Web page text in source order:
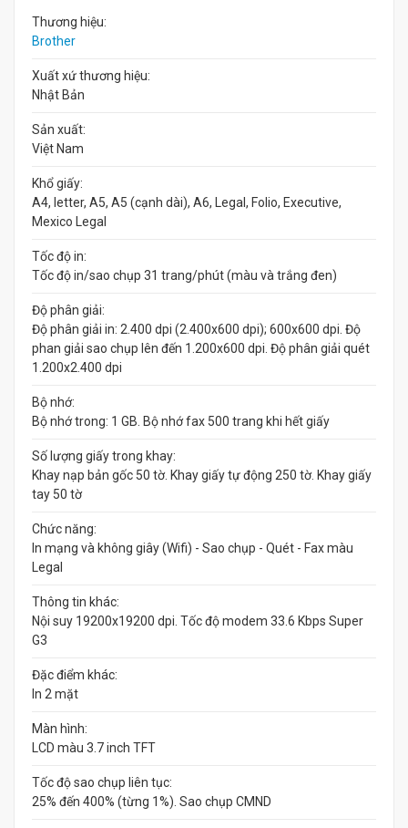
Thương hiệu:
Brother
Xuất xứ thương hiệu:
Nhật Bản
Sản xuất:
Việt Nam
Khổ giấy:
A4, letter, A5, A5 (cạnh dài), A6, Legal, Folio, Executive,
Mexico Legal
Tốc độ in:
Tốc độ in/sao chụp 31 trang/phút (màu và trắng đen)
Độ phân giải:
Độ phân giải in: 2.400 dpi (2.400x600 dpi); 600x600 dpi. Độ
phan giải sao chụp lên đến 1.200x600 dpi. Độ phân giải quét
1.200x2.400 dpi
Bộ nhớ:
Bộ nhớ trong: 1 GB. Bộ nhớ fax 500 trang khi hết giấy
Số lượng giấy trong khay:
Khay nạp bản gốc 50 tờ. Khay giấy tự động 250 tờ. Khay giấy
tay 50 tờ
Chức năng:
In mạng và không giây (Wifi) - Sao chụp - Quét - Fax màu
Legal
Thông tin khác:
Nội suy 19200x19200 dpi. Tốc độ modem 33.6 Kbps Super
G3
Đặc điểm khác:
In 2 mặt
Màn hình:
LCD màu 3.7 inch TFT
Tốc độ sao chụp liên tục:
25% đến 400% (từng 1%). Sao chụp CMND